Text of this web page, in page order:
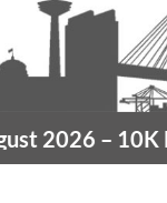
2026 –10K